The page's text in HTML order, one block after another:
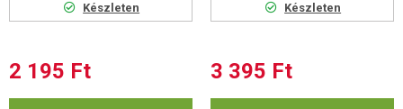
Készleten
2 195 Ft
Készleten
3 395 Ft